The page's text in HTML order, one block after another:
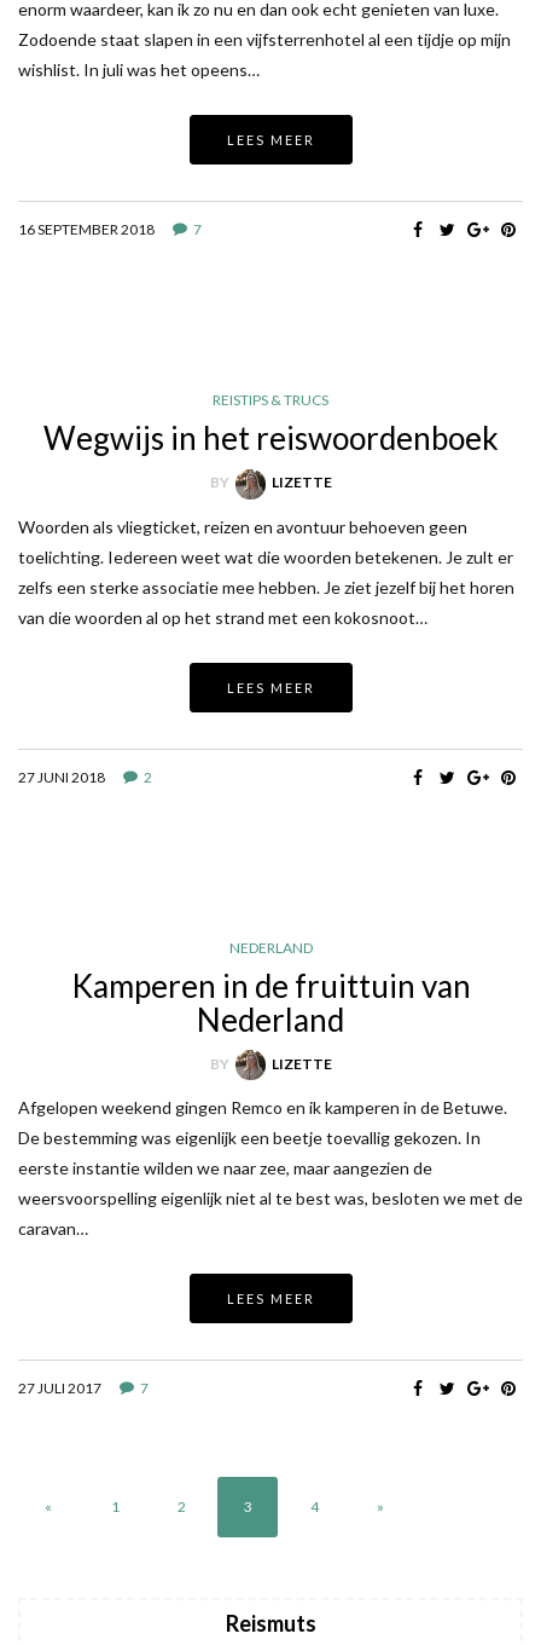
enorm waardeer, kan ik zo nu en dan ook echt genieten van luxe.
Zodoende staat slapen in een vijfsterrenhotel al een tijdje op mijn
wishlist. In juli was het opeens…
LEES MEER
16 SEPTEMBER 2018 7
REISTIPS & TRUCS
Wegwijs in het reiswoordenboek
BY LIZETTE
Woorden als vliegticket, reizen en avontuur behoeven geen
toelichting. Iedereen weet wat die woorden betekenen. Je zult er
zelfs een sterke associatie mee hebben. Je ziet jezelf bij het horen
van die woorden al op het strand met een kokosnoot…
LEES MEER
27 JUNI 2018 2
NEDERLAND
Kamperen in de fruittuin van
Nederland
BY LIZETTE
Afgelopen weekend gingen Remco en ik kamperen in de Betuwe.
De bestemming was eigenlijk een beetje toevallig gekozen. In
eerste instantie wilden we naar zee, maar aangezien de
weersvoorspelling eigenlijk niet al te best was, besloten we met de
caravan…
LEES MEER
27 JULI 2017 7
« 1 2 3 4 »
Reismuts